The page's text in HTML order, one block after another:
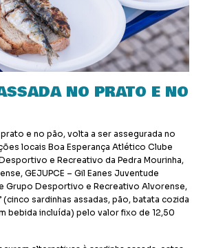
NO PRATO E NO
e no pão, volta a ser assegurada no
locais Boa Esperança Atlético Clube
e Recreativo da Pedra Mourinha,
GEJUPCE – Gil Eanes Juventude
Grupo Desportivo e Recreativo Alvorense,
(cinco sardinhas assadas, pão, batata cozida
bebida incluída) pelo valor fixo de 12,50